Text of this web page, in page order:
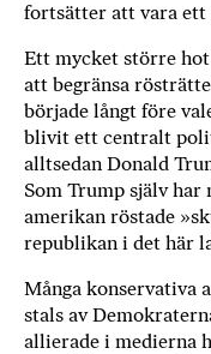
fortsätter att vara ett
Ett mycket större
att begränsa
började långt före
blivit ett centralt
alltsedan Donald
Som Trump själv
amerikan röstade
republikan i det här
Många
stals av
allierade i medierna